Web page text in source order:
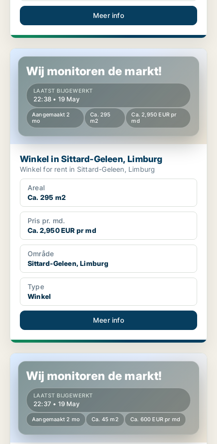
Meer info
Winkel in Sittard-Geleen, Limburg
Wij monitoren de markt!
LAATST BIJGEWERKT
22:38 • 19 May
Aangemaakt 2
mo
Ca. 295
m2
Ca. 2,950 EUR pr
md
Winkel in Sittard-Geleen, Limburg
Winkel for rent in Sittard-Geleen, Limburg
Areal
Ca. 295 m2
Pris pr. md.
Ca. 2,950 EUR pr md
Område
Sittard-Geleen, Limburg
Type
Winkel
Meer info
Winkel in Sittard-Geleen, Limburg
Wij monitoren de markt!
LAATST BIJGEWERKT
22:37 • 19 May
Aangemaakt 2 mo Ca. 45 m2 Ca. 600 EUR pr md